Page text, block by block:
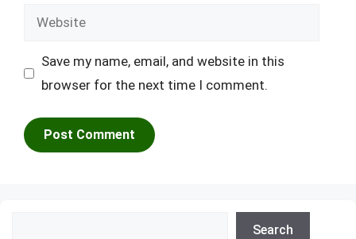
Website
Save my name, email, and website in this
browser for the next time I comment.
Search